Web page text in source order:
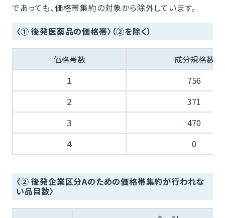
であっても、価格帯集約の対象から除外しています。
〈① 後発医薬品の価格帯〉（②を除く）
価格帯数
成分規格数
１
756
２
371
３
470
４
0
〈② 後発企業区分Aのための価格帯集約が行われな
い品目数〉